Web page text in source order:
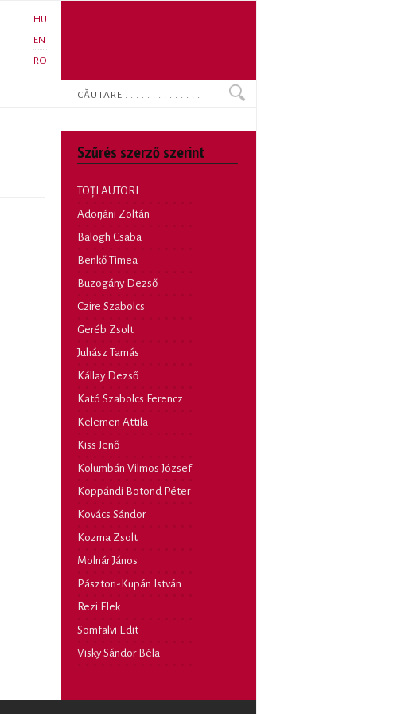
HU
EN
RO
Search
Szűrés szerző szerint
TOȚI AUTORI
Adorjáni Zoltán
Balogh Csaba
Benkő Timea
Buzogány Dezső
Czire Szabolcs
Geréb Zsolt
Juhász Tamás
Kállay Dezső
Kató Szabolcs Ferencz
Kelemen Attila
Kiss Jenő
Kolumbán Vilmos József
Koppándi Botond Péter
Kovács Sándor
Kozma Zsolt
Molnár János
Pásztori-Kupán István
Rezi Elek
Somfalvi Edit
Visky Sándor Béla